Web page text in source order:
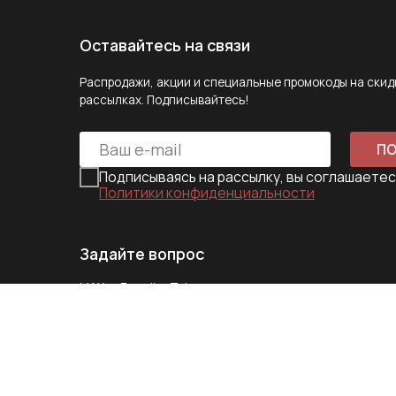
Telegram
E-mail
MAX
Задайте вопрос
Следите за нами